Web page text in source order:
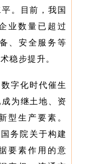
。目前，我国
业数量已超过
、安全服务等
稳步提升。
字化时代催生
为继土地、资
型生产要素。
国务院关于构建
要素作用的意